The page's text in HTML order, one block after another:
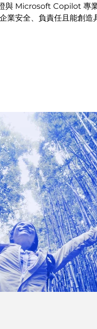
與 Microsoft Copilot 專
業安全、負責任且能創造